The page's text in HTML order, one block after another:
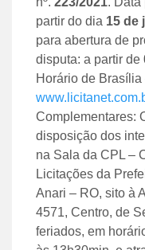
partir do dia 15 de
para abertura de
disputa: a partir de
Horário de Brasília
Complementares:
disposição dos
na Sala da CPL –
Licitações da
Anari – RO, sito à
4571, Centro, de
feriados, em